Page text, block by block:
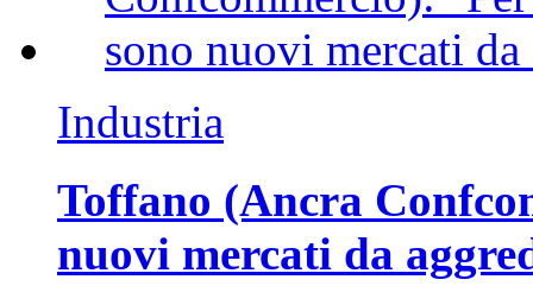
Industria
Toffano (Ancra
nuovi mercati da